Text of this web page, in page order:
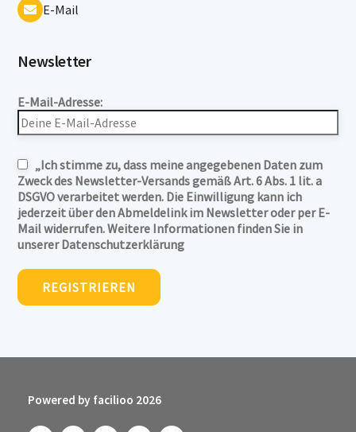
E-Mail
Newsletter
E-Mail-Adresse:
„Ich stimme zu, dass meine angegebenen Daten zum
Zweck des Newsletter-Versands gemäß Art. 6 Abs. 1 lit. a
DSGVO verarbeitet werden. Die Einwilligung kann ich
jederzeit über den Abmeldelink im Newsletter oder per E-
Mail widerrufen. Weitere Informationen finden Sie in
unserer Datenschutzerklärung
Powered by facilioo 2026